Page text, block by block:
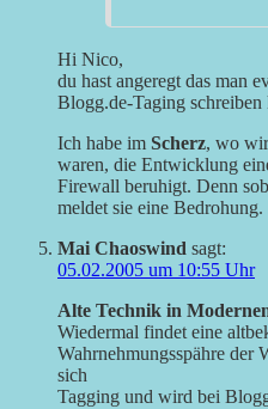
Hi Nico,
du hast angeregt das man
Blogg.de-Taging schreiben
Ich habe im Scherz, wo
waren, die Entwicklung
Firewall beruhigt. Denn
meldet sie eine Bedrohung.
Mai Chaoswind sagt:
05.02.2005 um 10:55 Uhr
Alte Technik in
Wiedermal findet eine
Wahrnehmungsspähre der
sich
Tagging und wird bei